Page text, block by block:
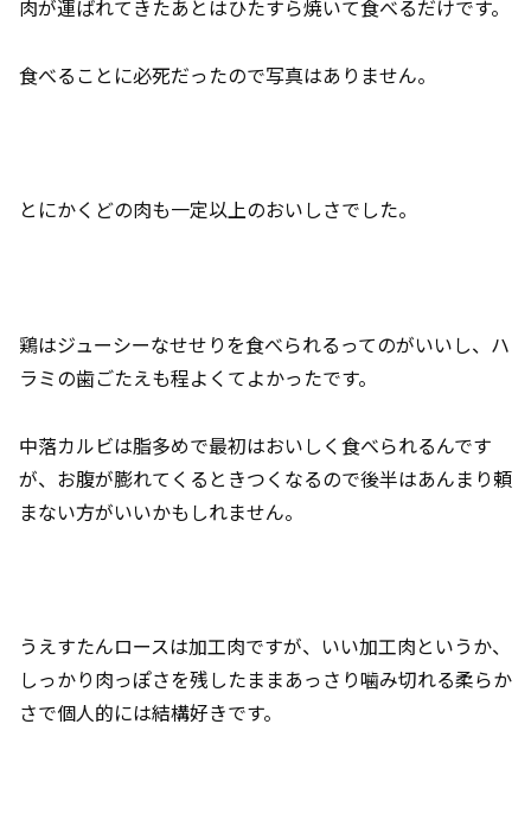
肉が運ばれてきたあとはひたすら焼いて食べるだけです。
食べることに必死だったので写真はありません。
とにかくどの肉も一定以上のおいしさでした。
鶏はジューシーなせせりを食べられるってのがいいし、ハ
ラミの歯ごたえも程よくてよかったです。
中落カルビは脂多めで最初はおいしく食べられるんです
が、お腹が膨れてくるときつくなるので後半はあんまり頼
まない方がいいかもしれません。
うえすたんロースは加工肉ですが、いい加工肉というか、
しっかり肉っぽさを残したままあっさり噛み切れる柔らか
さで個人的には結構好きです。